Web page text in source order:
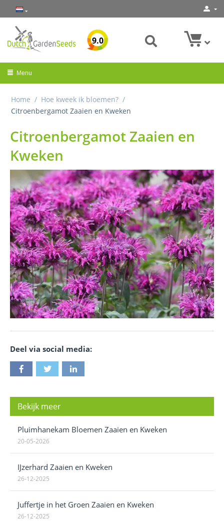
9.0
Menu
Home / Hoe kweek ik bloemen? /
Citroenbergamot Zaaien en Kweken
Citroenbergamot Zaaien en
Kweken
Deel via social media:
Bekijk meer
Pluimhanekam Bloemen Zaaien en Kweken
20-05-2026
IJzerhard Zaaien en Kweken
26-12-2025
Juffertje in het Groen Zaaien en Kweken
26-12-2025